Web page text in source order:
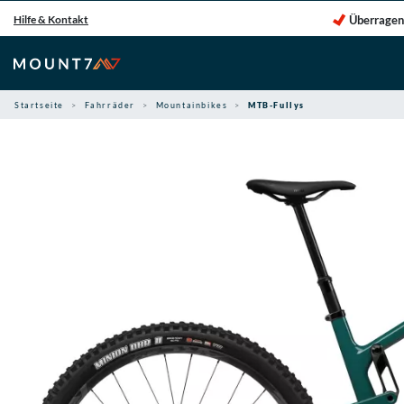
Inhalt
springen
Hilfe & Kontakt
Startseite Fahrräder Mountainbikes MTB-Fullys